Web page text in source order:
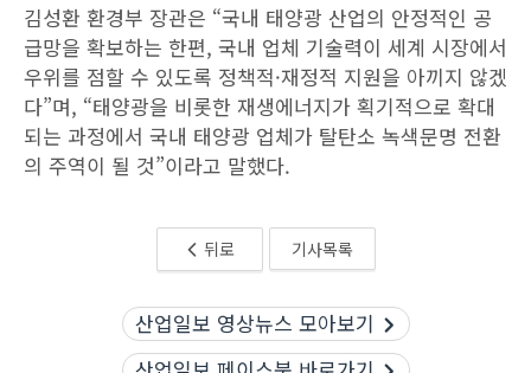
김성환 환경부 장관은 “국내 태양광 산업의 안정적인 공
급망을 확보하는 한편, 국내 업체 기술력이 세계 시장에서
우위를 점할 수 있도록 정책적·재정적 지원을 아끼지 않겠
다”며, “태양광을 비롯한 재생에너지가 획기적으로 확대
되는 과정에서 국내 태양광 업체가 탈탄소 녹색문명 전환
의 주역이 될 것”이라고 말했다.
뒤로 기사목록
산업일보 영상뉴스 모아보기